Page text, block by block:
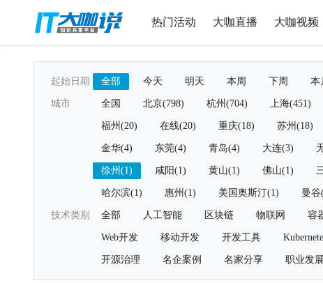
热门活动 大咖直播 大咖视频
起始日期 全部 今天 明天 本周 下周 本
城市 全国 北京(798) 杭州(704) 上海(451)
福州(20) 在线(20) 重庆(18) 苏州(18)
金华(4) 东莞(4) 青岛(4) 大连(3)
徐州(1) 咸阳(1) 黄山(1) 佛山(1)
哈尔滨(1) 惠州(1) 美国奥斯汀(1) 曼谷
技术类别 全部 人工智能 区块链 物联网 容
Web开发 移动开发 开发工具
开源治理 名企案例 名家分享 职业发展